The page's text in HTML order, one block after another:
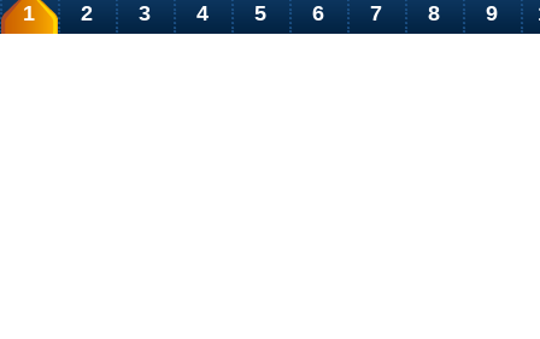
1 2 3 4 5 6 7 8 9